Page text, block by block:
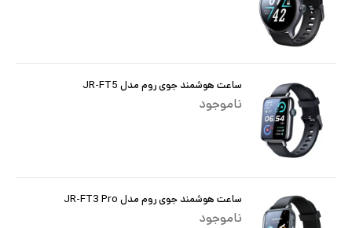
ساعت هوشمند جوی روم مدل JR-FT5
ناموجود
ساعت هوشمند جوی روم مدل JR-FT3 Pro
ناموجود